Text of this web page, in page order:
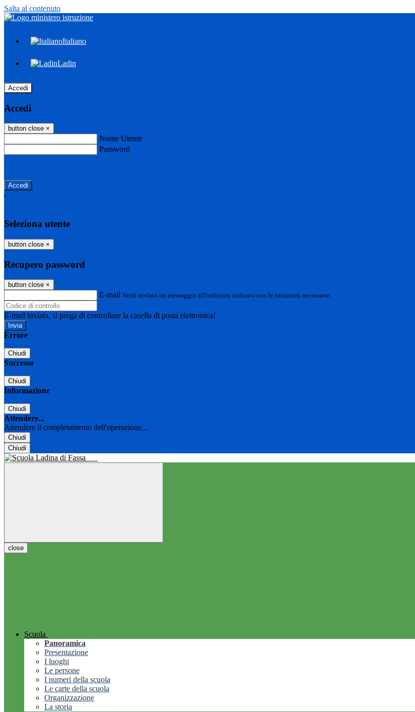
Salta al contenuto
Italiano
Ladin
Accedi
Accedi
button close ×
Nome Utente
Password
-
Seleziona utente
button close ×
Recupero password
button close ×
E-mail Verrà inviato un messaggio all'indirizzo indicato con le istruzioni necessarie.
E-mail inviata, si prega di controllare la casella di posta elettronica!
Errore
Chiudi
Successo
Chiudi
Informazione
Chiudi
Attendere...
Attendere il completamento dell'operazione...
Chiudi
Chiudi
close
Scuola
Panoramica
Presentazione
I luoghi
Le persone
I numeri della scuola
Le carte della scuola
Organizzazione
La storia